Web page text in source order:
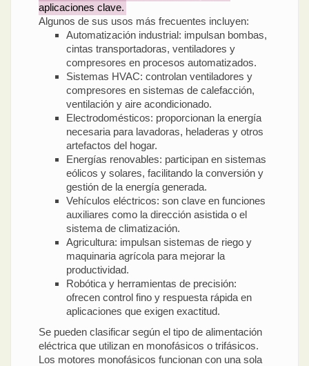
aplicaciones clave.
Algunos de sus usos más frecuentes incluyen:
Automatización industrial: impulsan bombas,
cintas transportadoras, ventiladores y
compresores en procesos automatizados.
Sistemas HVAC: controlan ventiladores y
compresores en sistemas de calefacción,
ventilación y aire acondicionado.
Electrodomésticos: proporcionan la energía
necesaria para lavadoras, heladeras y otros
artefactos del hogar.
Energías renovables: participan en sistemas
eólicos y solares, facilitando la conversión y
gestión de la energía generada.
Vehículos eléctricos: son clave en funciones
auxiliares como la dirección asistida o el
sistema de climatización.
Agricultura: impulsan sistemas de riego y
maquinaria agrícola para mejorar la
productividad.
Robótica y herramientas de precisión:
ofrecen control fino y respuesta rápida en
aplicaciones que exigen exactitud.
Se pueden clasificar según el tipo de alimentación
eléctrica que utilizan en monofásicos o trifásicos.
Los motores monofásicos funcionan con una sola